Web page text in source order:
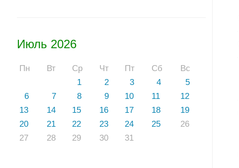
Июль 2026
Пн Вт Ср Чт Пт Сб
Вс
1
2 3 4
5
6
7 8 9 10 11
12
13
14 15 16 17 18
19
20
21 22 23 24 25
26
27
28 29 30 31